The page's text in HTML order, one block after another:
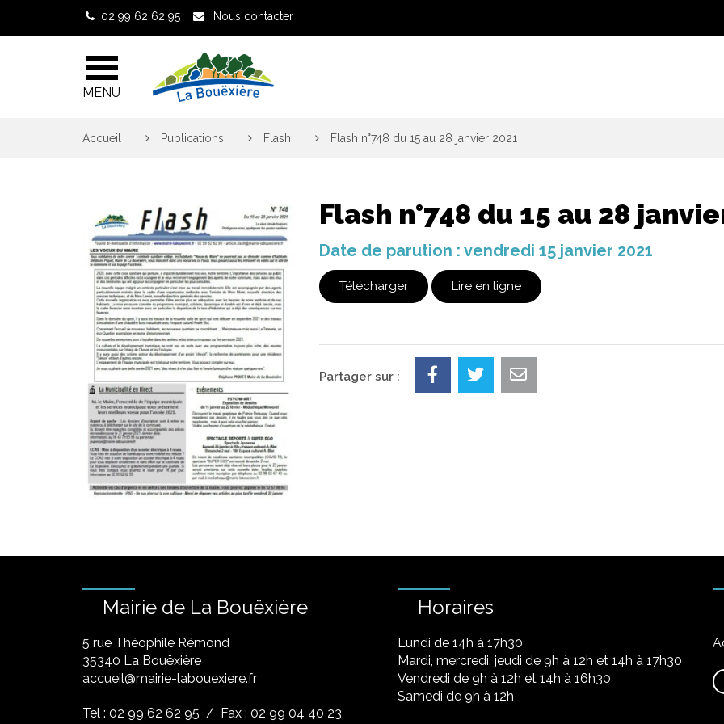
02 99 62 62 95 Nous contacter
MENU
Accueil Publications Flash Flash n°748 du 15 au 28 janvier 2021
Flash n°748 du 15 au 28
Date de parution : vendredi 15 janvier 2021
Télécharger Lire en ligne
Partager sur :
Mairie de La Bouëxière
5 rue Théophile Rémond
​35340 La Bouëxière
accueil@mairie-labouexiere.fr
Tel : 02 99 62 62 95 / Fax : 02 99 04 40 23
Horaires
Lundi de 14h à 17h30
Mardi, mercredi, jeudi de 9h à 12h et 14h à 17h30
Vendredi de 9h à 12h et 14h à 16h30
Samedi de 9h à 12h